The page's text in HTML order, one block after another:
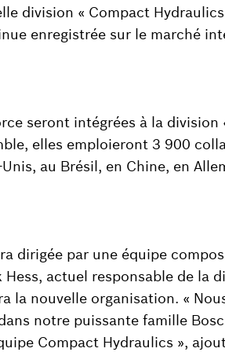
division « Compact
enregistrée sur le marché
seront intégrées à la division
elles emploieront 3 900
au Brésil, en Chine, en
dirigée par une équipe
actuel responsable de la
la nouvelle organisation. «
notre puissante famille
Compact Hydraulics »,